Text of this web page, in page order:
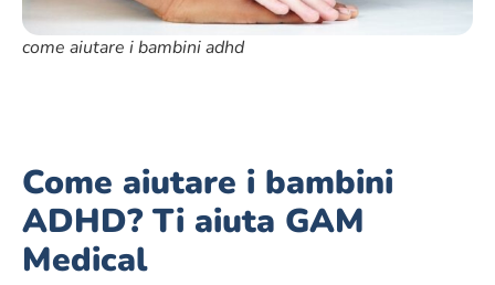
come aiutare i bambini adhd
Come aiutare i bambini
ADHD? Ti aiuta GAM
Medical